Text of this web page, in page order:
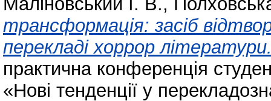
трансформація: засіб
перекладі хоррор
практична конференція
«Нові тенденції у